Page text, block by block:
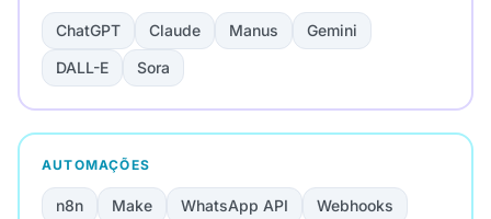
ChatGPT Claude Manus
Gemini
DALL-E
Sora
AUTOMAÇÕES
n8n Make WhatsApp API
Webhooks